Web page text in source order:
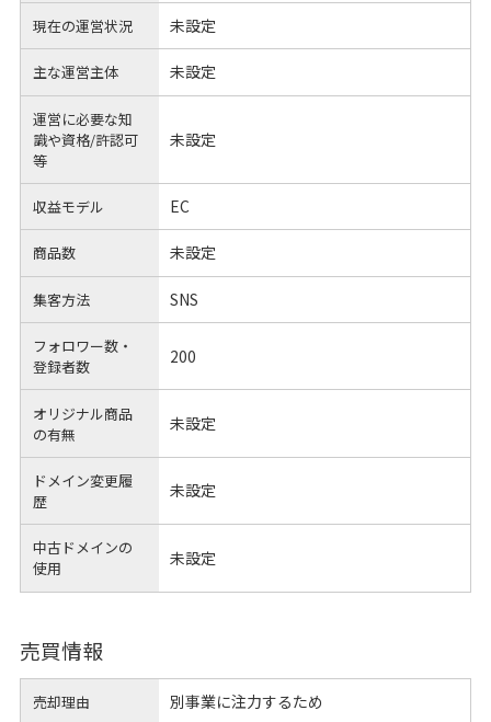
現在の運営状況 未設定
主な運営主体 未設定
運営に必要な知
識や資格/許認可
等
未設定
収益モデル EC
商品数 未設定
集客方法 SNS
フォロワー数・
登録者数
200
オリジナル商品
の有無
未設定
ドメイン変更履
歴
未設定
中古ドメインの
使用
未設定
売買情報
売却理由 別事業に注力するため